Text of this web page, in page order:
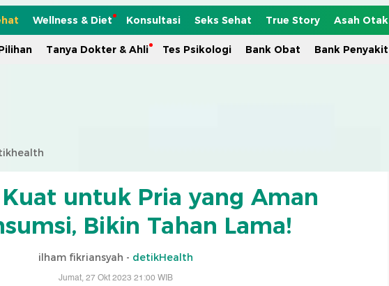
Wellness & Diet Konsultasi Seks Sehat True Story Asah Otak
Tanya Dokter & Ahli Tes Psikologi Bank Obat Bank Penyakit
untuk Pria yang Aman
Bikin Tahan Lama!
ilham fikriansyah - detikHealth
Jumat, 27 Okt 2023 21:00 WIB